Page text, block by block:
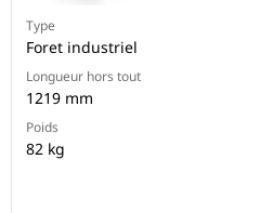
Type
Foret industriel
Longueur hors tout
1219 mm
Poids
82 kg